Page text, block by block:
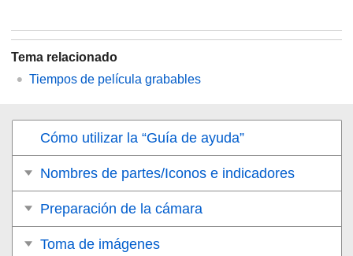
Tema relacionado
Tiempos de película grabables
Cómo utilizar la “Guía de ayuda”
Nombres de partes/Iconos e indicadores
Preparación de la cámara
Toma de imágenes